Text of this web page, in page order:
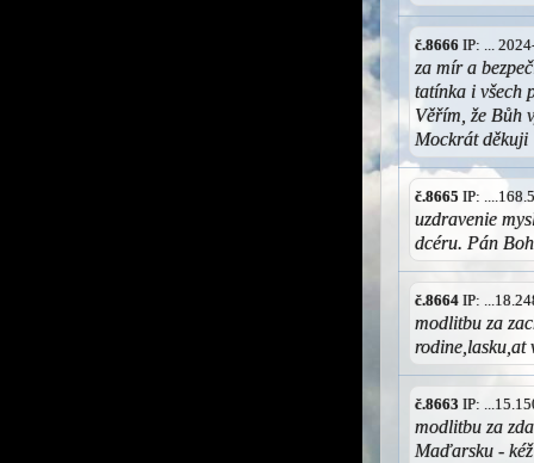
č.8666 IP: ...
za mír a
tatínka i všech
Věřím, že Bůh
Mockrát děkuji
č.8665 IP:
uzdravenie
dcéru. Pán
č.8664 IP:
modlitbu za
rodine,lasku,at
č.8663 IP:
modlitbu za
Maďarsku -